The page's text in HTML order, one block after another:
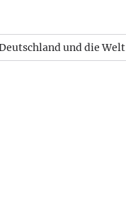
und die Welt